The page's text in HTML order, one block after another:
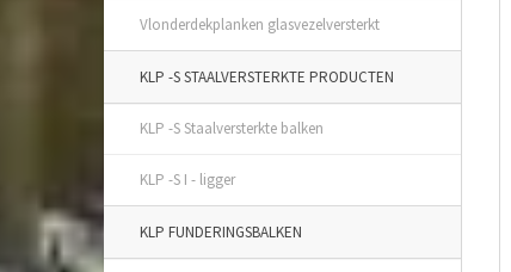
Vlonderdekplanken glasvezelversterkt
KLP -S STAALVERSTERKTE PRODUCTEN
KLP -S Staalversterkte balken
KLP -S I - ligger
KLP FUNDERINGSBALKEN